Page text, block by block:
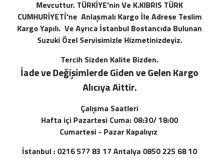
Mevcuttur. TÜRKİYE'nin Ve K.KIBRIS TÜRK
CUMHURİYETİ'ne Anlaşmalı Kargo İle Adrese Teslim
Kargo Yapılı. Ve Ayrıca İstanbul Bostancıda Bulunan
Suzuki Özel Servisimizle Hizmetinizdeyiz.
Tercih Sizden Kalite Bizden.
İade ve Değişimlerde Giden ve Gelen Kargo
Alıcıya Aittir.
Çalışma Saatleri
Hafta içi Pazartesi Cuma: 08:30/ 18:00
Cumartesi - Pazar Kapalıyız
İstanbul : 0216 577 83 17 Antalya 0850 225 68 10